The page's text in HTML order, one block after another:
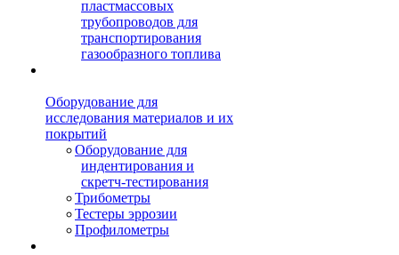
пластмассовых
трубопроводов для
транспортирования
газообразного топлива
Оборудование для
исследования материалов и их
покрытий
Оборудование для
индентирования и
скретч-тестирования
Трибометры
Тестеры эррозии
Профилометры